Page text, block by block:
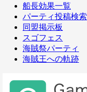
船長効果一覧
パーティ投稿検索
同盟掲示板
スゴフェス
海賊祭パーティ
海賊王への軌跡